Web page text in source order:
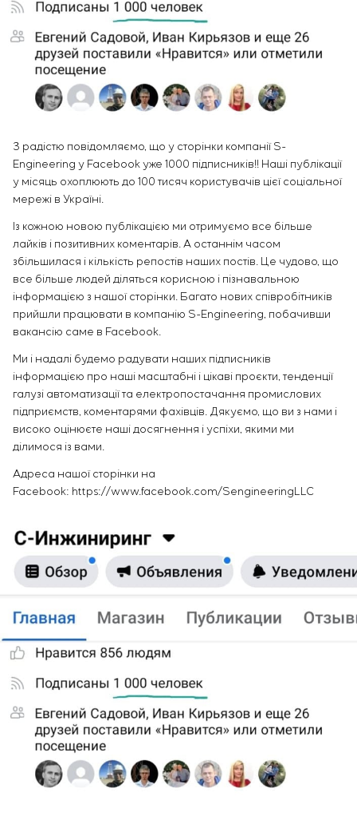
замовника
Сервісне обслуговування
Управління проєктами
Аутсорсинг
Консалтингові послуги
Індивідуальна розробка та випробування
Розробка математичних моделей об’єктів
управління
Розробка спеціальних алгоритмів
Розробка систем управління
Енергоаудит
Інфраструктура
Хімічна промисловість
Цементна промисловість
Вакансії
Стажування
Ветеранам
КОНТАКТИ
З радістю повідомляємо, що у сторінки компанії S-
Engineering у Facebook уже 1000 підписників!! Наші публікації
у місяць охоплюють до 100 тисяч користувачів цієї соціальної
мережі в Україні.
Із кожною новою публікацією ми отримуємо все більше
лайків і позитивних коментарів. А останнім часом
збільшилася і кількість репостів наших постів. Це чудово, що
все більше людей діляться корисною і пізнавальною
інформацією з нашої сторінки. Багато нових співробітників
прийшли працювати в компанію S-Engineering, побачивши
вакансію саме в Facebook.
Ми і надалі будемо радувати наших підписників
інформацією про наші масштабні і цікаві проєкти, тенденції
галузі автоматизації та електропостачання промислових
підприємств, коментарями фахівців. Дякуємо, що ви з нами і
високо оцінюєте наші досягнення і успіхи, якими ми
ділимося із вами.
Адреса нашої сторінки на
Facebook: https://www.facebook.com/SengineeringLLC